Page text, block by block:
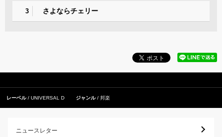
3 さよならチェリー
レーベル UNIVERSAL D ジャンル 邦楽
ニュースレター